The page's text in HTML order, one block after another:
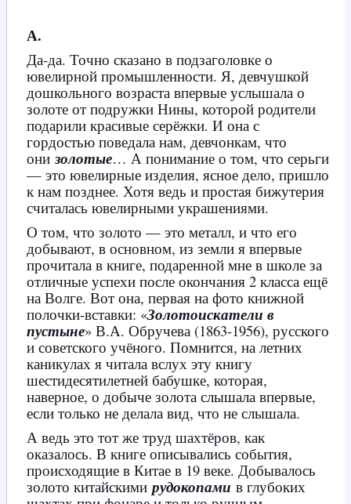
А.
Да-да. Точно сказано в подзаголовке о
ювелирной промышленности. Я, девчушкой
дошкольного возраста впервые услышала о
золоте от подружки Нины, которой родители
подарили красивые серёжки. И она с
гордостью поведала нам, девчонкам, что
онизолотые… А понимание о том, что серьги
— это ювелирные изделия, ясное дело, пришло
к нам позднее. Хотя ведь и простая бижутерия
считалась ювелирными украшениями.
О том, что золото — это металл, и что его
добывают, в основном, из земли я впервые
прочитала в книге, подаренной мне в школе за
отличные успехи после окончания 2 класса ещё
на Волге. Вот она, первая на фото книжной
полочки-вставки: «Золотоискатели в
пустыне» В.А. Обручева (1863-1956), русского
и советского учёного. Помнится, на летних
каникулах я читала вслух эту книгу
шестидесятилетней бабушке, которая,
наверное, о добыче золота слышала впервые,
если только не делала вид, что не слышала.
А ведь это тот же труд шахтёров, как
оказалось. В книге описывались события,
происходящие в Китае в 19 веке. Добывалось
золото китайскими рудокопами в глубоких